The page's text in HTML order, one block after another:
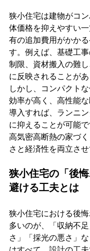
狭小住宅は建物がコ
体価格を抑えやすい
有の追加費用がかか
す。例えば、基礎工
制限、資材搬入の難
に反映されることがあ
しかし、コンパクト
効率が高く、高性能
導入すれば、ランニ
に抑えることが可能
高気密高断熱の家づ
さと経済性を両立させ
狭小住宅の「後
避ける工夫とは
狭小住宅における後
多いのが、「収納不
さ」「採光の悪さ」